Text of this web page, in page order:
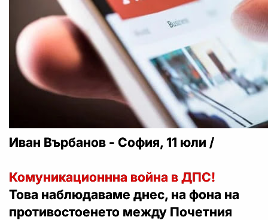
Иван Върбанов - София, 11 юли /
Комуникационнна война в ДПС!
Това наблюдаваме днес, на фона на
противостоенето между Почетния